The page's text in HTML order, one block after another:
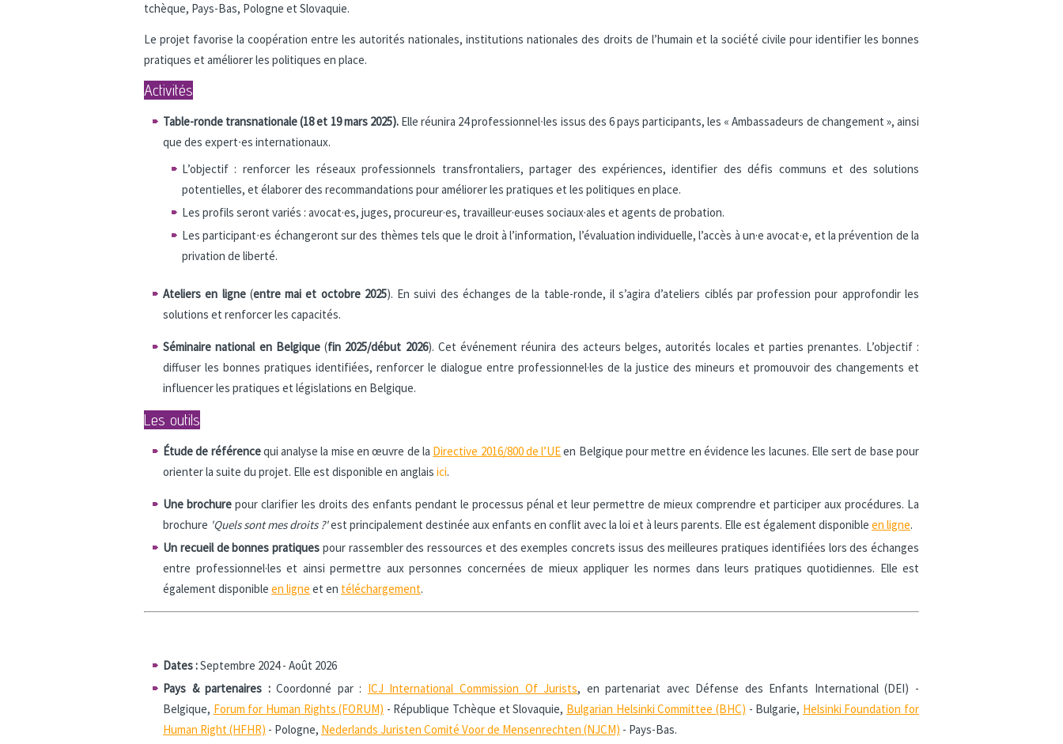
tchèque, Pays-Bas, Pologne et Slovaquie.
Le projet favorise la coopération entre les autorités nationales, institutions nationales des droits de l’humain et la société civile pour identifier les bonnes
pratiques et améliorer les politiques en place.
Activités
Table-ronde transnationale (18 et 19 mars 2025). Elle réunira 24 professionnel∙les issus des 6 pays participants, les « Ambassadeurs de changement », ainsi
que des expert∙es internationaux.
L’objectif : renforcer les réseaux professionnels transfrontaliers, partager des expériences, identifier des défis communs et des solutions
potentielles, et élaborer des recommandations pour améliorer les pratiques et les politiques en place.
Les profils seront variés : avocat·es, juges, procureur·es, travailleur·euses sociaux·ales et agents de probation.
Les participant∙es échangeront sur des thèmes tels que le droit à l’information, l’évaluation individuelle, l’accès à un·e avocat·e, et la prévention de la
privation de liberté.
Ateliers en ligne (entre mai et octobre 2025). En suivi des échanges de la table-ronde, il s’agira d’ateliers ciblés par profession pour approfondir les
solutions et renforcer les capacités.
Séminaire national en Belgique(fin 2025/début 2026). Cet événement réunira des acteurs belges, autorités locales et parties prenantes. L’objectif :
diffuser les bonnes pratiques identifiées, renforcer le dialogue entre professionnel·les de la justice des mineurs et promouvoir des changements et
influencer les pratiques et législations en Belgique.
Les outils
Étude de référencequi analyse la mise en œuvre de la Directive 2016/800 de l’UEen Belgique pour mettre en évidence les lacunes. Elle sert de base pour
orienter la suite du projet. Elle est disponible en anglais ici.
Une brochure pour clarifier les droits des enfants pendant le processus pénal et leur permettre de mieux comprendre et participer aux procédures. La
brochure 'Quels sont mes droits ?'est principalement destinée aux enfants en conflit avec la loi et à leurs parents. Elle est également disponible en ligne.
Un recueil de bonnes pratiques pour rassembler des ressources et des exemples concrets issus des meilleures pratiques identifiées lors des échanges
entre professionnel·les et ainsi permettre aux personnes concernées de mieux appliquer les normes dans leurs pratiques quotidiennes. Elle est
également disponible en ligne et en téléchargement.
Dates :Septembre 2024 - Août 2026
Pays & partenaires :Coordonné par : ICJ International Commission Of Jurists, en partenariat avec Défense des Enfants International (DEI) -
Belgique, Forum for Human Rights (FORUM) - République Tchèque et Slovaquie, Bulgarian Helsinki Committee (BHC) - Bulgarie, Helsinki Foundation for
Human Right (HFHR) - Pologne, Nederlands Juristen Comité Voor de Mensenrechten (NJCM) - Pays-Bas.